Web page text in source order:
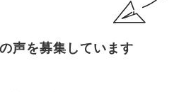
声を募集しています